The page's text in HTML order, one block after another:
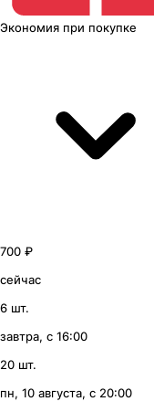
Экономия при покупке
700 ₽
сейчас
6 шт.
завтра, с 16:00
20 шт.
пн, 10 августа, с 20:00